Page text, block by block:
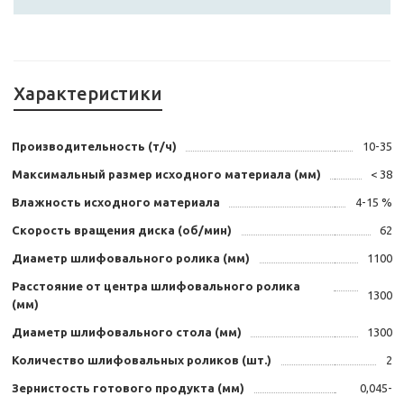
Характеристики
Производительность (т/ч) 10-35
Максимальный размер исходного материала (мм) < 38
Влажность исходного материала 4-15 %
Скорость вращения диска (об/мин) 62
Диаметр шлифовального ролика (мм) 1100
Расстояние от центра шлифовального ролика
(мм)
1300
Диаметр шлифовального стола (мм) 1300
Количество шлифовальных роликов (шт.) 2
Зернистость готового продукта (мм)
0,045-